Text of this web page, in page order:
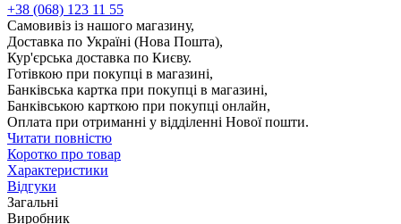
+38 (068) 123 11 55
Самовивіз із нашого магазину,
Доставка по Україні (Нова Пошта),
Кур'єрська доставка по Києву.
Готівкою при покупці в магазині,
Банківська картка при покупці в магазині,
Банківською карткою при покупці онлайн,
Оплата при отриманні у відділенні Нової пошти.
Читати повністю
Коротко про товар
Характеристики
Відгуки
Загальні
Виробник